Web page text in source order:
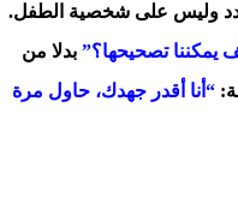
وليس على شخصية الطفل.
يمكننا تصحيحها؟” بدلا من
“أنا أقدر جهدك، حاول مرة